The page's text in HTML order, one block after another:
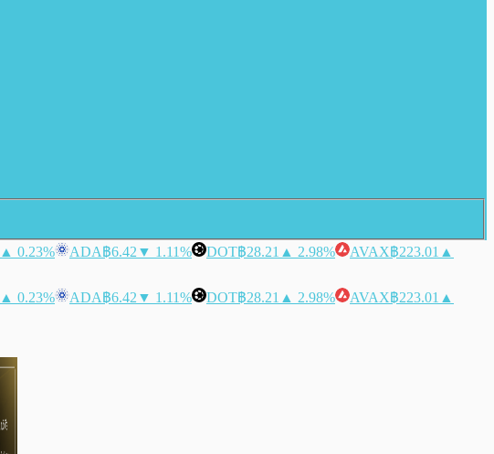
▲ 0.23% ADA฿6.42 ▼ 1.11% DOT฿28.21 ▲ 2.98% AVAX฿223.01 ▲
▲ 0.23% ADA฿6.42 ▼ 1.11% DOT฿28.21 ▲ 2.98% AVAX฿223.01 ▲